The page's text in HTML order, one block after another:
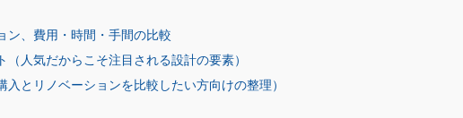
ン、費用・時間・手間の比較
人気だからこそ注目される設計の要素）
とリノベーションを比較したい方向けの整理）